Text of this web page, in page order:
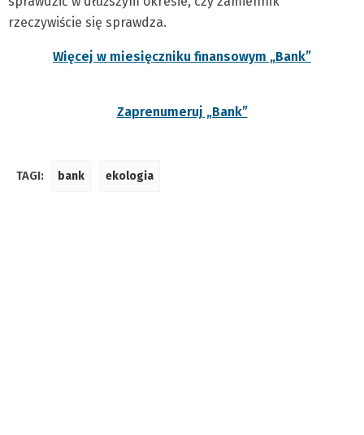
rzeczywiście się sprawdza.
Więcej w miesięczniku finansowym „Bank”
Zaprenumeruj „Bank”
TAGI: bank ekologia